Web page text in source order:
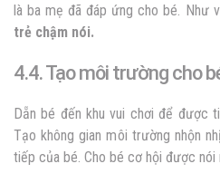
là ba mẹ đã đáp ứng cho bé. Như
trẻ chậm nói.
4.4. Tạo môi trường cho
Dẵn bé đến khu vui chơi để được
Tạo không gian môi trường nhộn
tiếp của bé. Cho bé cơ hội được nói